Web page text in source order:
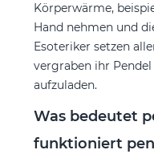
Körperwärme,
Hand nehmen und
Esoteriker setzen
vergraben ihr
aufzuladen.
Was bedeutet
funktioniert